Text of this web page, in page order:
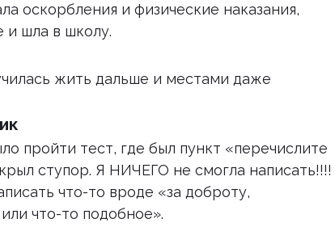
оскорбления и физические наказания,
и шла в школу.
жить дальше и местами даже
пройти тест, где был пункт «перечислите
ступор. Я НИЧЕГО не смогла написать!!!!
что-то вроде «за доброту,
что-то подобное».